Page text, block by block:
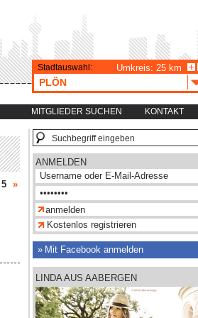
MITGLIEDER SUCHEN KONTAKT
Stadtauswahl: Umkreis: 25 km
PLÖN
5 »
ANMELDEN
Kostenlos registrieren
Mit Facebook anmelden
LINDA AUS AABERGEN